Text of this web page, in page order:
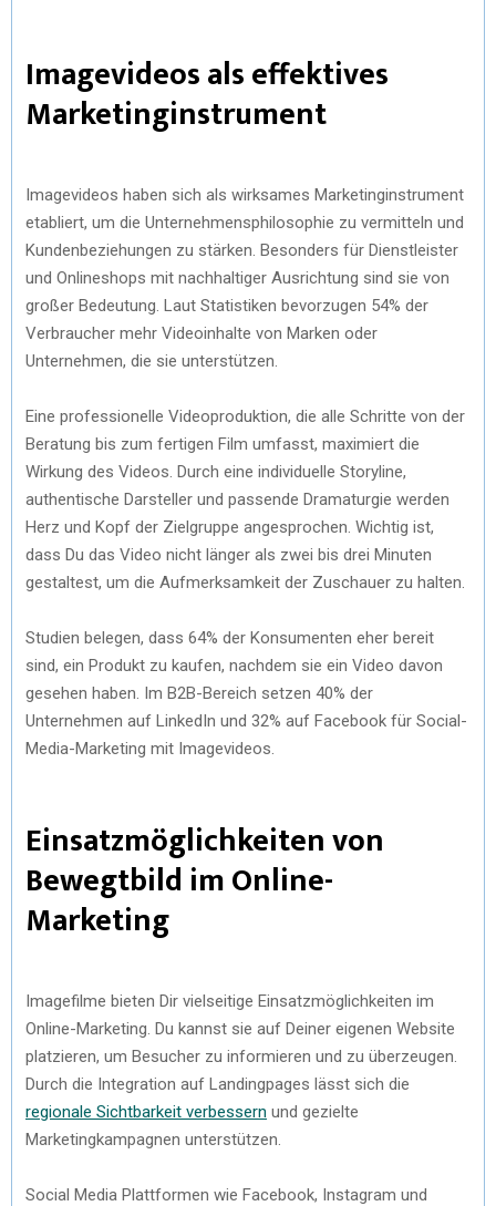
Imagevideos als effektives
Marketinginstrument
Imagevideos haben sich als wirksames Marketinginstrument
etabliert, um die Unternehmensphilosophie zu vermitteln und
Kundenbeziehungen zu stärken. Besonders für Dienstleister
und Onlineshops mit nachhaltiger Ausrichtung sind sie von
großer Bedeutung. Laut Statistiken bevorzugen 54% der
Verbraucher mehr Videoinhalte von Marken oder
Unternehmen, die sie unterstützen.
Eine professionelle Videoproduktion, die alle Schritte von der
Beratung bis zum fertigen Film umfasst, maximiert die
Wirkung des Videos. Durch eine individuelle Storyline,
authentische Darsteller und passende Dramaturgie werden
Herz und Kopf der Zielgruppe angesprochen. Wichtig ist,
dass Du das Video nicht länger als zwei bis drei Minuten
gestaltest, um die Aufmerksamkeit der Zuschauer zu halten.
Studien belegen, dass 64% der Konsumenten eher bereit
sind, ein Produkt zu kaufen, nachdem sie ein Video davon
gesehen haben. Im B2B-Bereich setzen 40% der
Unternehmen auf LinkedIn und 32% auf Facebook für Social-
Media-Marketing mit Imagevideos.
Einsatzmöglichkeiten von
Bewegtbild im Online-
Marketing
Imagefilme bieten Dir vielseitige Einsatzmöglichkeiten im
Online-Marketing. Du kannst sie auf Deiner eigenen Website
platzieren, um Besucher zu informieren und zu überzeugen.
Durch die Integration auf Landingpages lässt sich die
regionale Sichtbarkeit verbessern und gezielte
Marketingkampagnen unterstützen.
Social Media Plattformen wie Facebook, Instagram und